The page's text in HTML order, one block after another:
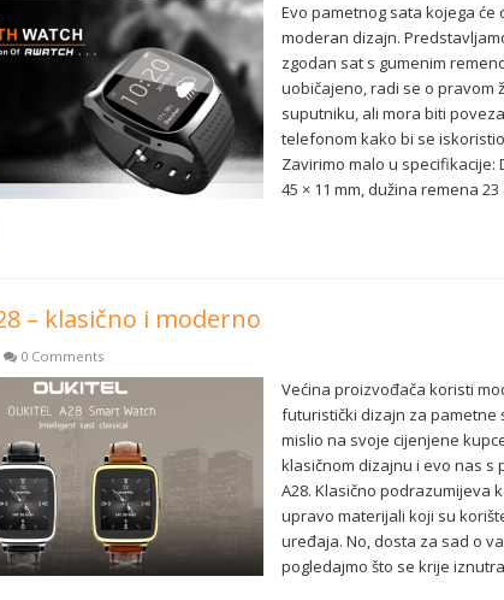
Evo pametnog sata kojega će
moderan dizajn.
zgodan sat s gumenim
uobičajeno, radi se o pravom
suputniku, ali mora biti
telefonom kako bi se
Zavirimo malo u specifikacije:
45 × 11 mm, dužina remena
– klasično i moderno
0 Comments
Većina proizvođača koristi
futuristički dizajn za pametne
mislio na svoje cijenjene
klasičnom dizajnu i evo nas s
A28. Klasično podrazumijeva
upravo materijali koji su
uređaja. No, dosta za sad o
pogledajmo što se krije